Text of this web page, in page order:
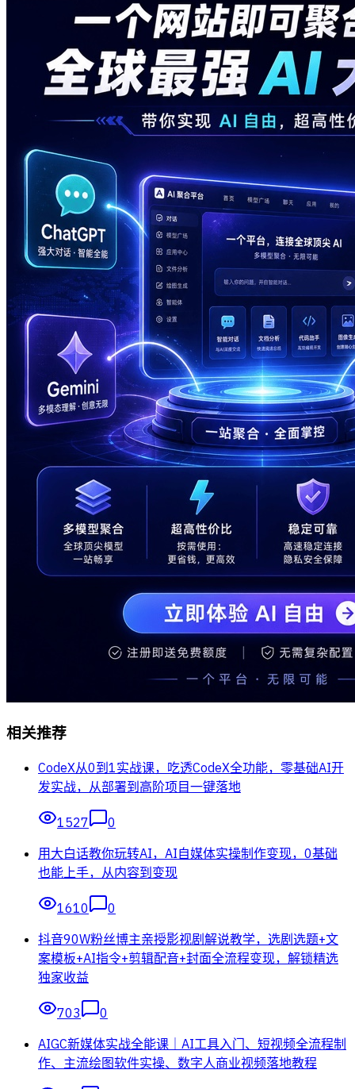
相关推荐
CodeX从0到1实战课，吃透CodeX全功能，零基础AI开
发实战，从部署到高阶项目一键落地
1527
0
用大白话教你玩转AI，AI自媒体实操制作变现，0基础
也能上手，从内容到变现
1610
0
抖音90W粉丝博主亲授影视剧解说教学，选剧选题+文
案模板+AI指令+剪辑配音+封面全流程变现，解锁精选
独家收益
703
0
AIGC新媒体实战全能课｜AI工具入门、短视频全流程制
作、主流绘图软件实操、数字人商业视频落地教程